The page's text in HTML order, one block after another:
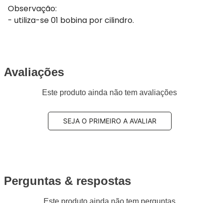
Observação:
- utiliza-se 01 bobina por cilindro.
Avaliações
Este produto ainda não tem avaliações
SEJA O PRIMEIRO A AVALIAR
Perguntas & respostas
Este produto ainda não tem perguntas